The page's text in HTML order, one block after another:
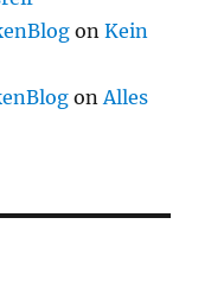
onKein
onAlles